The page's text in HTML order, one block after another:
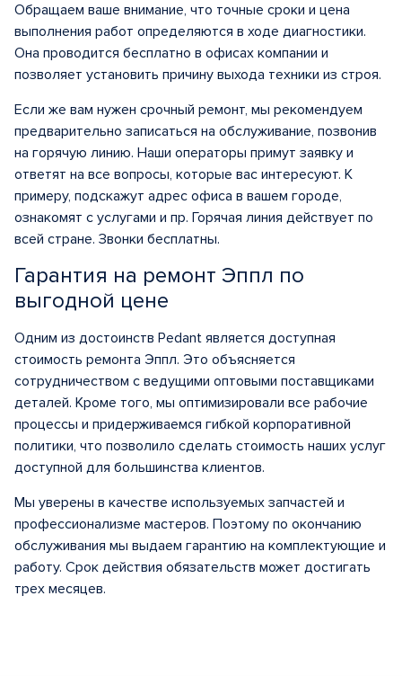
Обращаем ваше внимание, что точные сроки и цена
выполнения работ определяются в ходе диагностики.
Она проводится бесплатно в офисах компании и
позволяет установить причину выхода техники из строя.
Если же вам нужен срочный ремонт, мы рекомендуем
предварительно записаться на обслуживание, позвонив
на горячую линию. Наши операторы примут заявку и
ответят на все вопросы, которые вас интересуют. К
примеру, подскажут адрес офиса в вашем городе,
ознакомят с услугами и пр. Горячая линия действует по
всей стране. Звонки бесплатны.
Гарантия на ремонт Эппл по
выгодной цене
Одним из достоинств Pedant является доступная
стоимость ремонта Эппл. Это объясняется
сотрудничеством с ведущими оптовыми поставщиками
деталей. Кроме того, мы оптимизировали все рабочие
процессы и придерживаемся гибкой корпоративной
политики, что позволило сделать стоимость наших услуг
доступной для большинства клиентов.
Мы уверены в качестве используемых запчастей и
профессионализме мастеров. Поэтому по окончанию
обслуживания мы выдаем гарантию на комплектующие и
работу. Срок действия обязательств может достигать
трех месяцев.